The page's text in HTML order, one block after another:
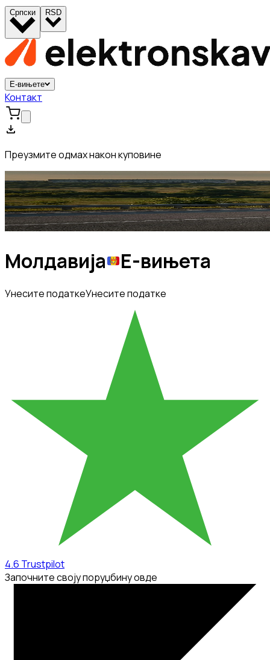
Српски RSD
Е-вињете
Контакт
Преузмите одмах након куповине
Молдавија Е-вињета
Унесите податкеУнесите податке
4.6 Trustpilot
Започните своју поруџбину овде